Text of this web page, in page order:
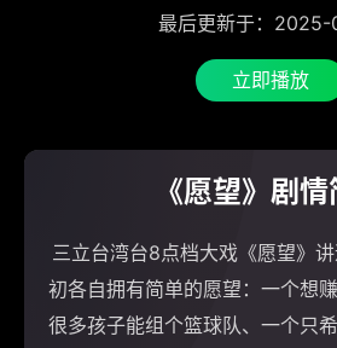
最后更新于：2025-
立即播放
《愿望》剧
三立台湾台8点档大戏《愿望》
初各自拥有简单的愿望：一个想
很多孩子能组个篮球队、一个只